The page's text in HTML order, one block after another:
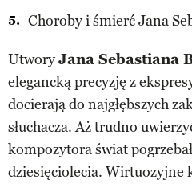
Choroby i śmierć Jana
UtworyJana Sebastiana
elegancką precyzję z
docierają do najgłębszych
słuchacza. Aż trudno
kompozytora świat
dziesięciolecia. Wirtuozyjne